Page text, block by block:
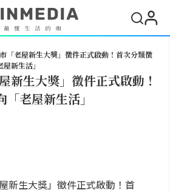
「老屋新生大獎」徵件正式啟動！首次分類徵
新生活」
新生大獎」徵件正式啟動！
老屋新生活」
新生大獎」徵件正式啟動！首